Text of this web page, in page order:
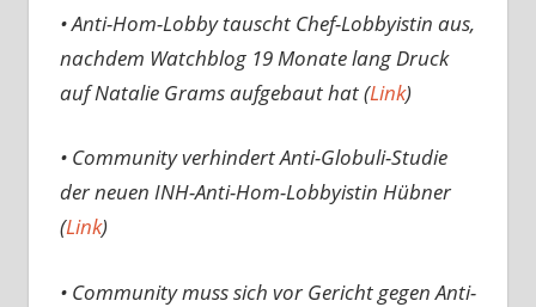
• Anti-Hom-Lobby tauscht Chef-Lobbyistin aus,
nachdem Watchblog 19 Monate lang Druck
auf Natalie Grams aufgebaut hat (Link)
• Community verhindert Anti-Globuli-Studie
der neuen INH-Anti-Hom-Lobbyistin Hübner
(Link)
• Community muss sich vor Gericht gegen Anti-